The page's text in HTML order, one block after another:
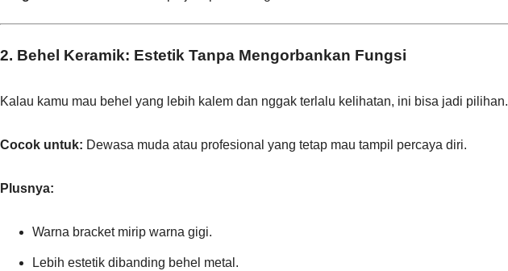
2. Behel Keramik: Estetik Tanpa Mengorbankan Fungsi
Kalau kamu mau behel yang lebih kalem dan nggak terlalu kelihatan, ini bisa jadi pilihan.
Cocok untuk: Dewasa muda atau profesional yang tetap mau tampil percaya diri.
Plusnya:
Warna bracket mirip warna gigi.
Lebih estetik dibanding behel metal.